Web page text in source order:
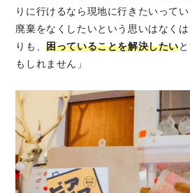
りに行けるなら現地に行きたいって
廃棄をなくしたいという思いはなく
りも、困っていることを解決したい
もしれません」